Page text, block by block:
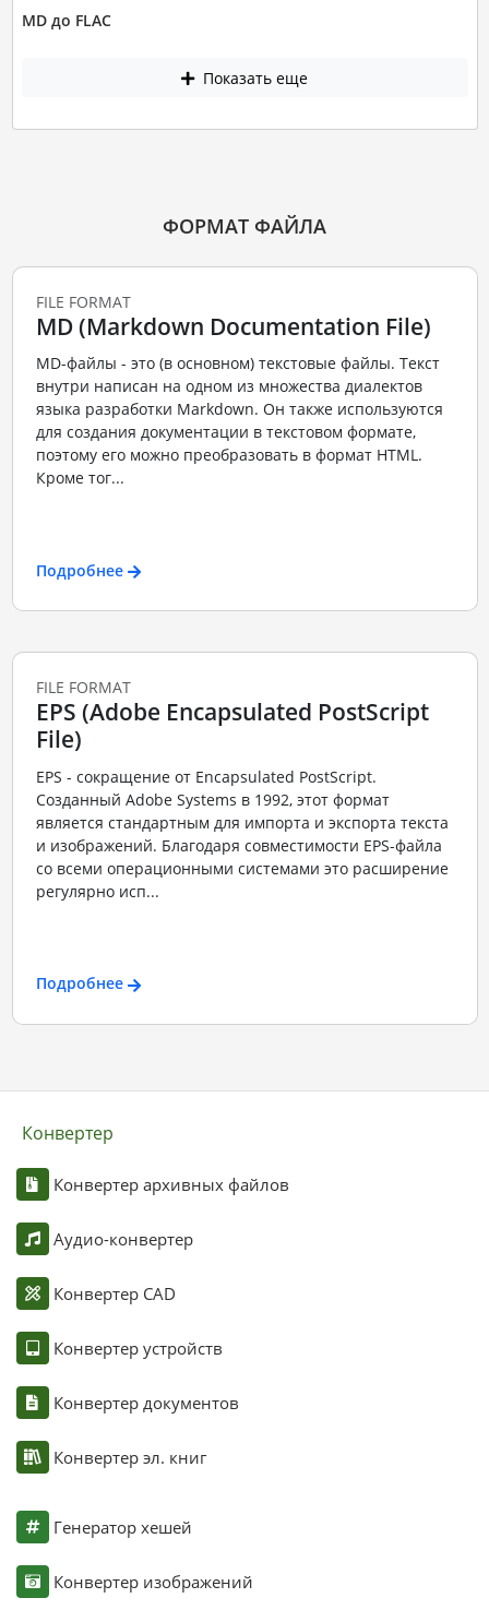
MD до FLAC
Показать еще
ФОРМАТ ФАЙЛА
FILE FORMAT
MD (Markdown Documentation File)
MD-файлы - это (в основном) текстовые файлы. Текст
внутри написан на одном из множества диалектов
языка разработки Markdown. Он также используются
для создания документации в текстовом формате,
поэтому его можно преобразовать в формат HTML.
Кроме тог...
Подробнее
FILE FORMAT
EPS (Adobe Encapsulated PostScript
File)
EPS - сокращение от Encapsulated PostScript.
Созданный Adobe Systems в 1992, этот формат
является стандартным для импорта и экспорта текста
и изображений. Благодаря совместимости EPS-файла
со всеми операционными системами это расширение
регулярно исп...
Подробнее
Конвертер
Конвертер архивных файлов
Аудио-конвертер
Конвертер CAD
Конвертер устройств
Конвертер документов
Конвертер эл. книг
Генератор хешей
Конвертер изображений